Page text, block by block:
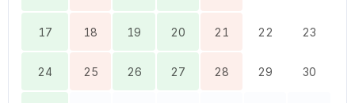
17 18 19 20 21 22 23
24 25 26 27 28 29 30